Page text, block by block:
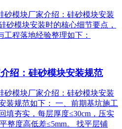
砂模块厂家介绍：硅砂模块安装
砂模块安装时的核心细节要点，
程落地经验整理如下：
绍：硅砂模块安装规范
砂模块厂家介绍：硅砂模块安装
装规范如下： 一、前期基坑施工
填夯实，每层厚度≤30cm，压实
整度高低差≤5mm。 找平层铺